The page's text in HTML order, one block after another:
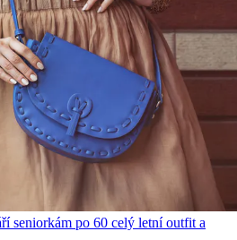
seniorkám po 60 celý letní outfit a